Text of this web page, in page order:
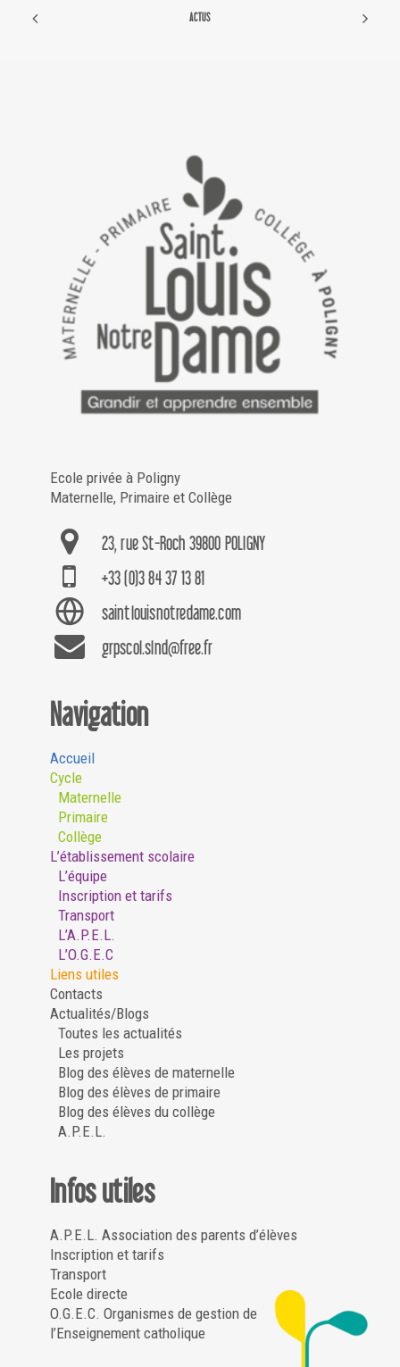
ACTUS
Ecole privée à Poligny
Maternelle, Primaire et Collège
23, rue St-Roch 39800 POLIGNY
+33 (0)3 84 37 13 81
saintlouisnotredame.com
grpscol.slnd@free.fr
Navigation
Accueil
Cycle
Maternelle
Primaire
Collège
L’établissement scolaire
L’équipe
Inscription et tarifs
Transport
L’A.P.E.L.
L’O.G.E.C
Liens utiles
Contacts
Actualités/Blogs
Toutes les actualités
Les projets
Blog des élèves de maternelle
Blog des élèves de primaire
Blog des élèves du collège
A.P.E.L.
Infos utiles
A.P.E.L. Association des parents d’élèves
Inscription et tarifs
Transport
Ecole directe
O.G.E.C. Organismes de gestion de
l’Enseignement catholique